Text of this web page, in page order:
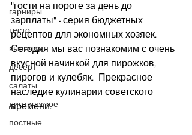
гарниры
тесто
выпечка
десерт
салаты
диетическое
постные
"гости на пороге за день до
зарплаты" - серия бюджетных
рецептов для экономных хозяек.
Сегодня мы вас познакомим с очень
вкусной начинкой для пирожков,
пирогов и кулебяк.  Прекрасное
наследие кулинарии советского
времени.